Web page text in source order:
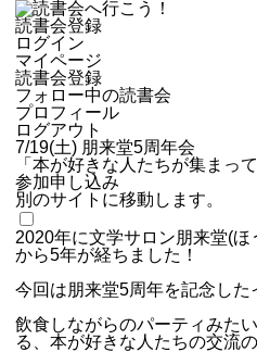
読書会登録
ログイン
マイページ
読書会登録
フォロー中の読書会
プロフィール
ログアウト
7/19(土) 朋来堂5周年会
「本が好きな人たちが集まっ
参加申し込み
別のサイトに移動します。
2020年に文学サロン朋来堂(
から5年が経ちました！
今回は朋来堂5周年を記念した
飲食しながらのパーティみた
る、本が好きな人たちの交流